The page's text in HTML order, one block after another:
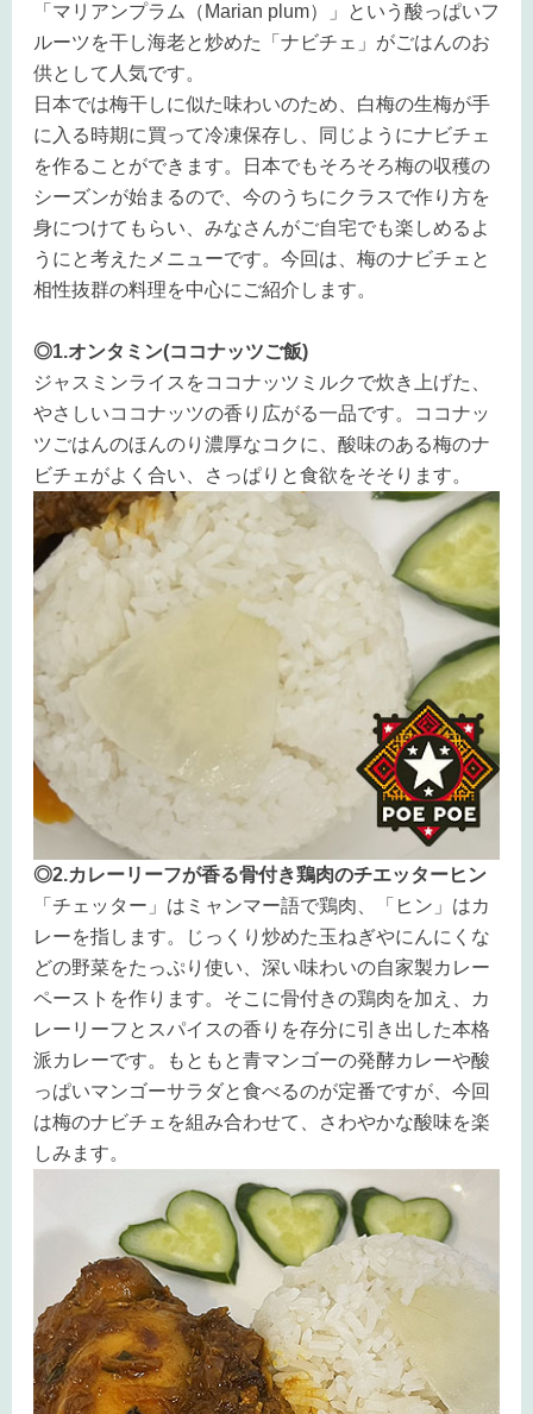
「マリアンプラム（Marian plum）」という酸っぱいフ
ルーツを干し海老と炒めた「ナビチェ」がごはんのお
供として人気です。
日本では梅干しに似た味わいのため、白梅の生梅が手
に入る時期に買って冷凍保存し、同じようにナビチェ
を作ることができます。日本でもそろそろ梅の収穫の
シーズンが始まるので、今のうちにクラスで作り方を
身につけてもらい、みなさんがご自宅でも楽しめるよ
うにと考えたメニューです。今回は、梅のナビチェと
相性抜群の料理を中心にご紹介します。
◎1.オンタミン(ココナッツご飯)
ジャスミンライスをココナッツミルクで炊き上げた、
やさしいココナッツの香り広がる一品です。ココナッ
ツごはんのほんのり濃厚なコクに、酸味のある梅のナ
ビチェがよく合い、さっぱりと食欲をそそります。
◎2.カレーリーフが香る骨付き鶏肉のチエッターヒン
「チェッター」はミャンマー語で鶏肉、「ヒン」はカ
レーを指します。じっくり炒めた玉ねぎやにんにくな
どの野菜をたっぷり使い、深い味わいの自家製カレー
ペーストを作ります。そこに骨付きの鶏肉を加え、カ
レーリーフとスパイスの香りを存分に引き出した本格
派カレーです。もともと青マンゴーの発酵カレーや酸
っぱいマンゴーサラダと食べるのが定番ですが、今回
は梅のナビチェを組み合わせて、さわやかな酸味を楽
しみます。